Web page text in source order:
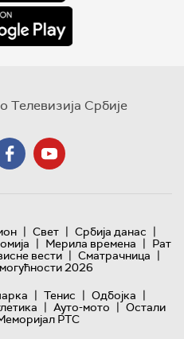
Телевизија Србије
| Свет | Србија данас |
| Мерила времена | Рат
вести | Сматрачница |
2026
| Тенис | Одбојка |
| Ауто-мото | Остали
РТС